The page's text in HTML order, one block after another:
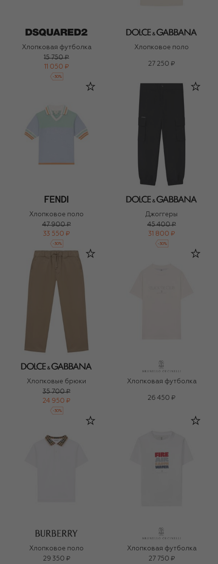
Хлопковая футболка
15 750 ₽
11 050 ₽
-30%
Хлопковое поло
27 250 ₽
Хлопковое поло
47 900 ₽
33 550 ₽
-30%
Джоггеры
45 400 ₽
31 800 ₽
-30%
Хлопковые брюки
35 700 ₽
24 950 ₽
-30%
Хлопковая футболка
26 450 ₽
Хлопковое поло
29 350 ₽
Хлопковая футболка
27 750 ₽